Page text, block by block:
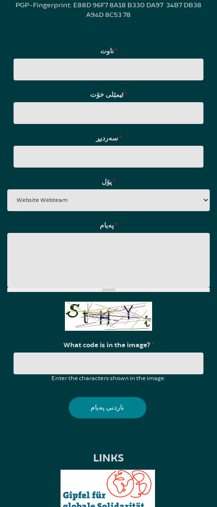
PGP-Fingerprint: E88D 96F7 8A18 B330 DA97 34B7 DB38
A94D 8C53 78
ناوت*
*
سه‌ردیڕ*
*
*
What code is in the image?*
Enter the characters shown in the image.
LINKS